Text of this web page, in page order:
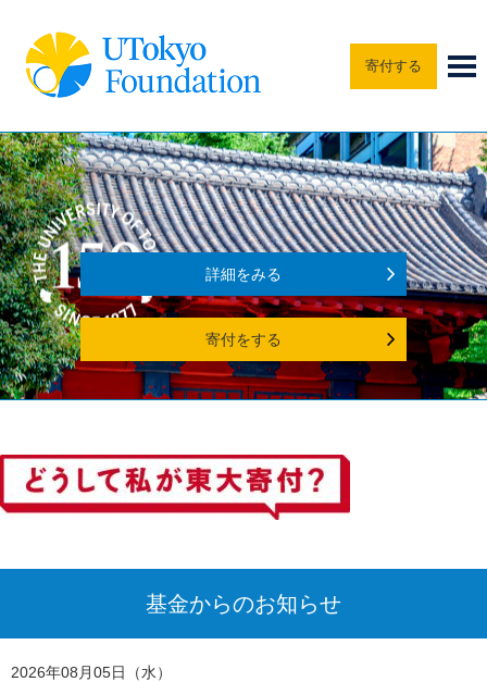
寄付する
詳細をみる
寄付をする
基金からのお知らせ
2026年08月05日（水）